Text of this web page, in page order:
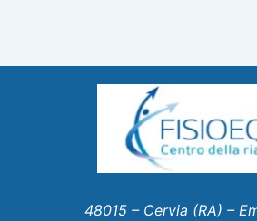
48015 – Cervia (RA) –